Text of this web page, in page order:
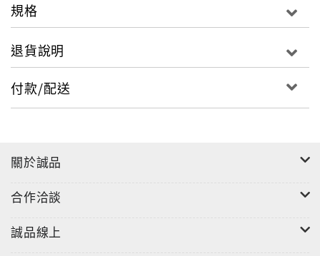
規格
退貨說明
付款/配送
關於誠品
合作洽談
誠品線上